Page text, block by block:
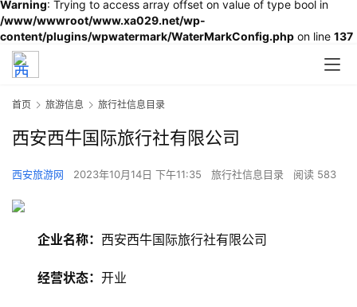
Warning: Trying to access array offset on value of type bool in
/www/wwwroot/www.xa029.net/wp-
content/plugins/wpwatermark/WaterMarkConfig.php on line 137
首页 旅游信息 旅行社信息目录
西安西牛国际旅行社有限公司
西安旅游网 2023年10月14日 下午11:35 旅行社信息目录 阅读 583
企业名称： 西安西牛国际旅行社有限公司
经营状态： 开业